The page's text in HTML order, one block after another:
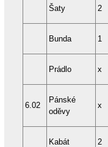
Šaty 2
Bunda 1
Prádlo x
6.02
Pánské
oděvy
x
Kabát 2